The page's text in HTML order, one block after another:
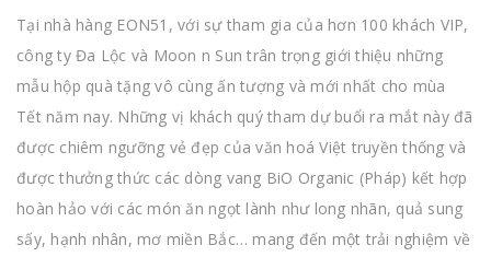
Tại nhà hàng EON51, với sự tham gia của hơn 100 khách VIP,
công ty Đa Lộc và Moon n Sun trân trọng giới thiệu những
mẫu hộp quà tặng vô cùng ấn tượng và mới nhất cho mùa
Tết năm nay. Những vị khách quý tham dự buổi ra mắt này đã
được chiêm ngưỡng vẻ đẹp của văn hoá Việt truyền thống và
được thưởng thức các dòng vang BiO Organic (Pháp) kết hợp
hoàn hảo với các món ăn ngọt lành như long nhãn, quả sung
sấy, hạnh nhân, mơ miền Bắc… mang đến một trải nghiệm về